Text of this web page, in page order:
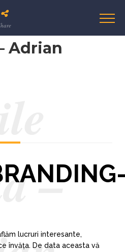
–
Adrian
lucruri interesante,
învăța. De data aceasta vă